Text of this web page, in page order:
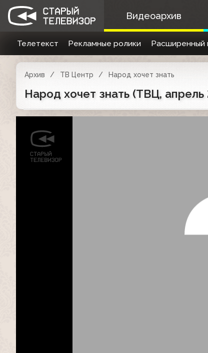
Видеоархив
Телетекст Рекламные ролики Расширенный
Архив ТВ Центр Народ хочет знать
Народ хочет знать (ТВЦ,